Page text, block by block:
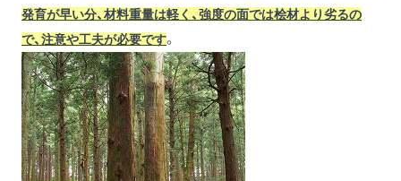
発育が早い分、材料重量は軽く、強度の面では桧材より劣るの
で、注意や工夫が必要です。